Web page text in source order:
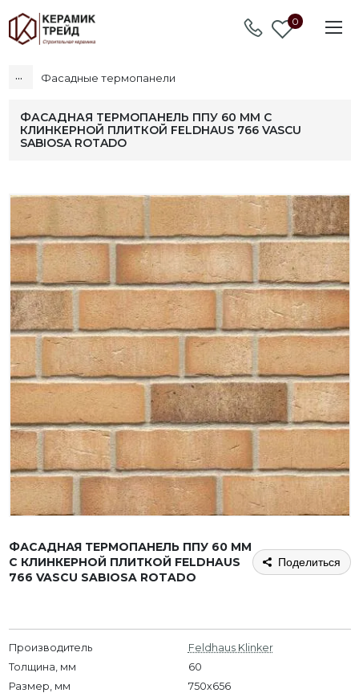
0
... Фасадные термопанели
ФАСАДНАЯ ТЕРМОПАНЕЛЬ ППУ 60 ММ С
КЛИНКЕРНОЙ ПЛИТКОЙ FELDHAUS 766 VASCU
SABIOSA ROTADO
ФАСАДНАЯ ТЕРМОПАНЕЛЬ ППУ 60 ММ
С КЛИНКЕРНОЙ ПЛИТКОЙ FELDHAUS
766 VASCU SABIOSA ROTADO
Поделиться
Производитель
Feldhaus Klinker
Толщина, мм
60
Размер, мм
750х656